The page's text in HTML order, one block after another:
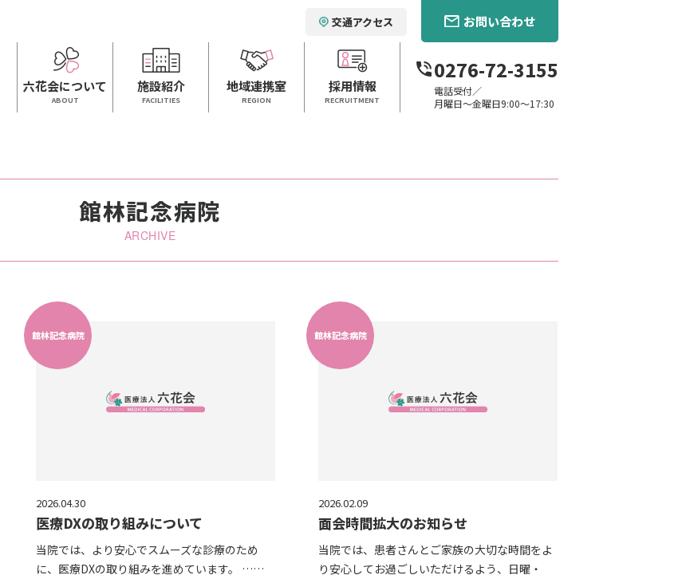
六花会について
ABOUT
施設紹介
FACILITIES
地域連携室
REGION
採用情報
RECRUITMENT
0276-72-3155
電話受付／
月曜日〜金曜日9:00〜17:30
交通アクセス お問い合わせ
館林記念病院
ARCHIVE
館林記念病院
2026.04.30
医療DXの取り組みについて
当院では、より安心でスムーズな診療のため
に、医療DXの取り組みを進めています。 ……
館林記念病院
2026.02.09
面会時間拡大のお知らせ
当院では、患者さんとご家族の大切な時間をよ
り安心してお過ごしいただけるよう、日曜・